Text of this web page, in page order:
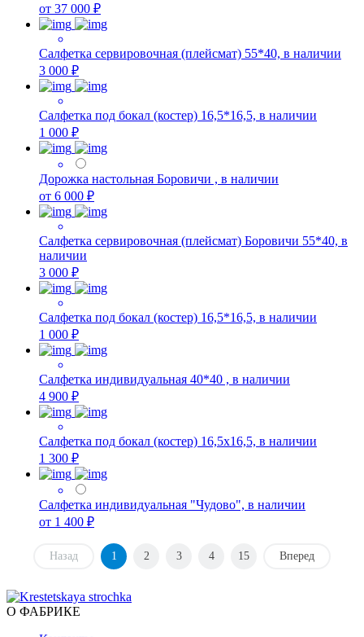
от 37 000 ₽
Салфетка сервировочная (плейсмат) 55*40, в наличии
3 000 ₽
Салфетка под бокал (костер) 16,5*16,5, в наличии
1 000 ₽
Дорожка настольная Боровичи , в наличии
от 6 000 ₽
Салфетка сервировочная (плейсмат) Боровичи 55*40, в
наличии
3 000 ₽
Салфетка под бокал (костер) 16,5*16,5, в наличии
1 000 ₽
Салфетка индивидуальная 40*40 , в наличии
4 900 ₽
Салфетка под бокал (костер) 16,5х16,5, в наличии
1 300 ₽
Салфетка индивидуальная "Чудово", в наличии
от 1 400 ₽
Назад 1 2 3 4 15 Вперед
О ФАБРИКЕ